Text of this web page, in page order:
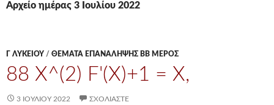
Αρχείο ημέρας 3 Ιουλίου 2022
Γ ΛΥΚΕΊΟΥ / ΘΕΜΑΤΑ ΕΠΑΝΑΛΗΨΗΣ ΒΒ ΜΕΡΟΣ
88 X^(2) F'(X)+1 = X,
3 ΙΟΥΛΊΟΥ 2022 ΣΧΟΛΙΆΣΤΕ